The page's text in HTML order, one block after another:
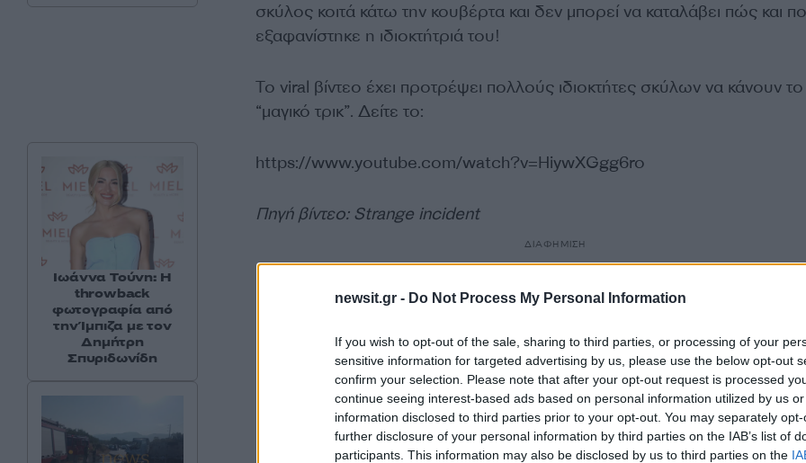
newsit.gr - Do Not Process My Personal Information
If you wish to opt-out of the sale, sharing to third parties, or processing of your
sensitive information for targeted advertising by us, please use the below opt-out
confirm your selection. Please note that after your opt-out request is processed
continue seeing interest-based ads based on personal information utilized by us
information disclosed to third parties prior to your opt-out. You may separately
further disclosure of your personal information by third parties on the IAB’s list of
participants. This information may also be disclosed by us to third parties on the
σκύλος κοιτά κάτω την κουβέρτα και δεν μπορεί να καταλάβει πώς και
εξαφανίστηκε η ιδιοκτήτριά του!
Το viral βίντεο έχει προτρέψει πολλούς ιδιοκτήτες σκύλων να κάνουν το
“μαγικό τρικ”. Δείτε το:
https://www.youtube.com/watch?v=HiywXGgg6ro
Πηγή βίντεο: Strange incident
ΔΙΑΦΗΜΙΣΗ
Ιωάννα Τούνη: Η
throwback
φωτογραφία από
την Ίμπιζα με τον
Δημήτρη
Σπυριδωνίδη